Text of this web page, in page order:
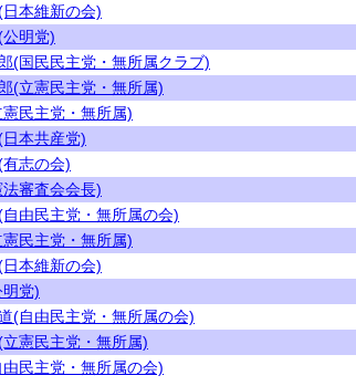
本維新の会)
明党)
(国民民主党・無所属クラブ)
(立憲民主党・無所属)
民主党・無所属)
本共産党)
志の会)
審査会会長)
由民主党・無所属の会)
民主党・無所属)
本維新の会)
明党)
(自由民主党・無所属の会)
憲民主党・無所属)
民主党・無所属の会)